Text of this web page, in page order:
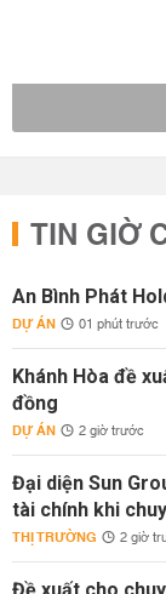
TIN GIỜ
An Bình Phát
DỰ ÁN 01 phút trước
Khánh Hòa đề
đồng
DỰ ÁN 2 giờ trước
Đại diện Sun
tài chính khi
THỊ TRƯỜNG 2 giờ